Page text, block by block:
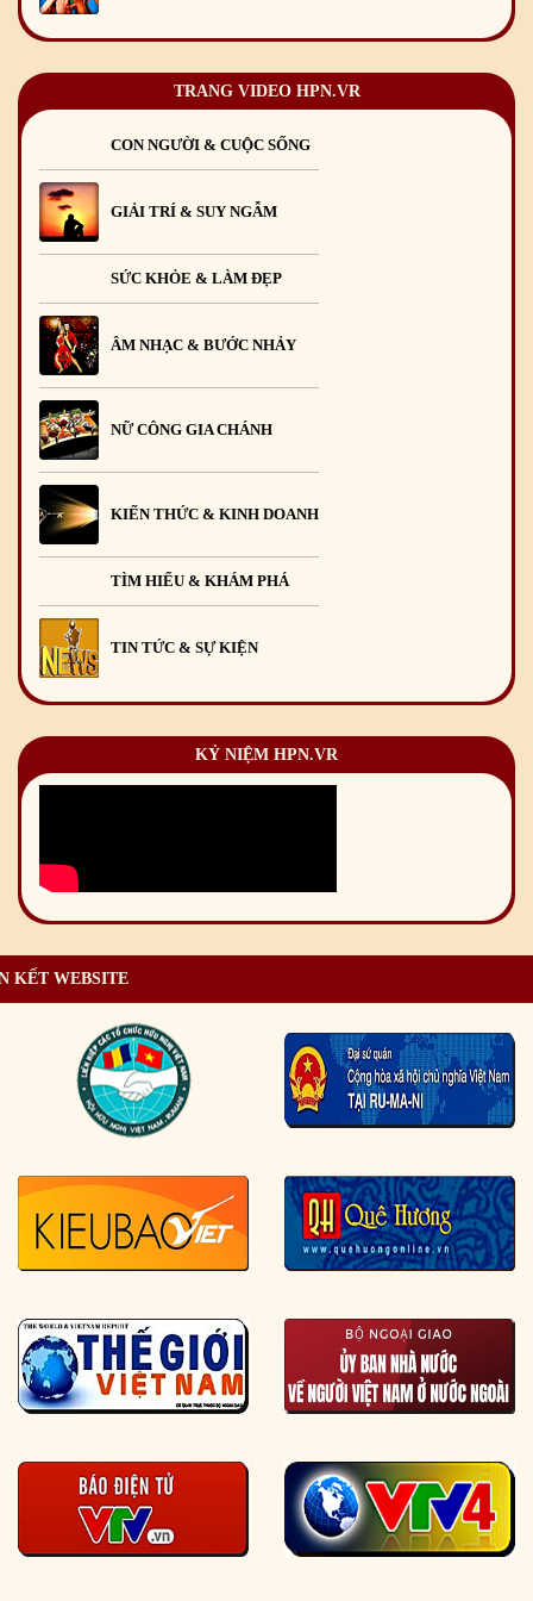
TRANG VIDEO HPN.VR
CON NGƯỜI & CUỘC SỐNG
GIẢI TRÍ & SUY NGẪM
SỨC KHỎE & LÀM ĐẸP
ÂM NHẠC & BƯỚC NHẢY
NỮ CÔNG GIA CHÁNH
KIẾN THỨC & KINH DOANH
TÌM HIỂU & KHÁM PHÁ
TIN TỨC & SỰ KIỆN
KỶ NIỆM HPN.VR
KẾT WEBSITE